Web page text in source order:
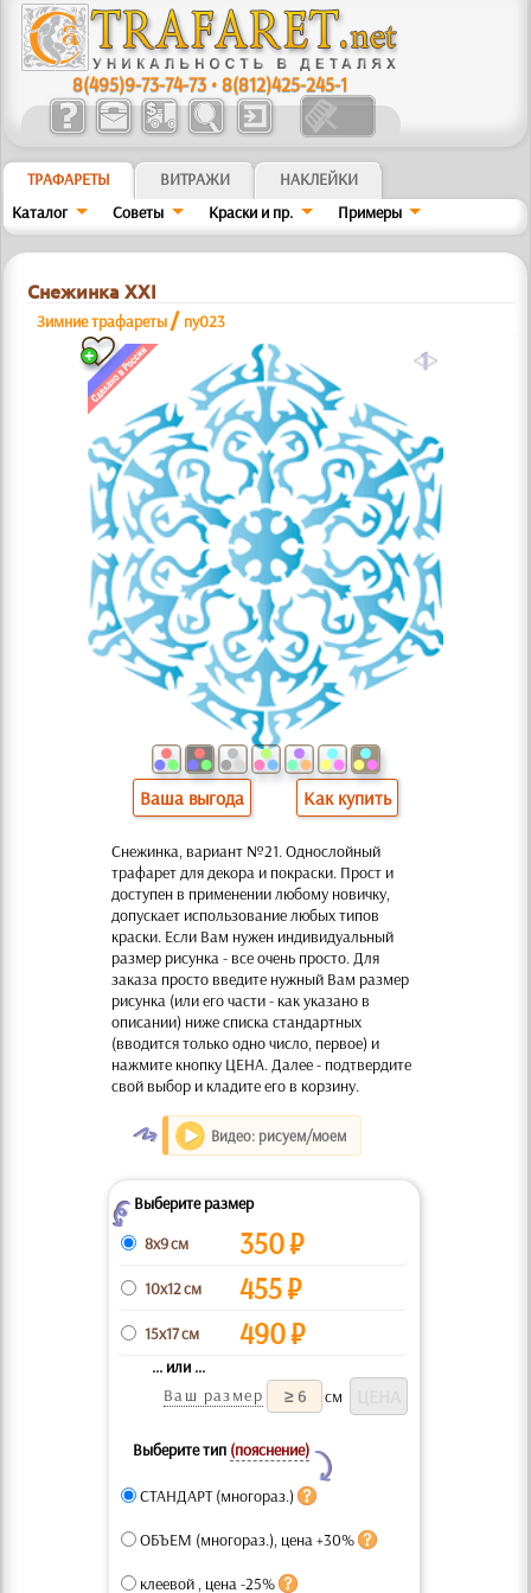
8(495)9-73-74-73 •8(812)425-245-1
ТРАФАРЕТЫ ВИТРАЖИ
НАКЛЕЙКИ
Каталог
Советы Краски и пр. Примеры
Снежинка XXI
Зимние трафареты / ny023
a
Ваша выгода Как купить
Снежинка, вариант №21. Однослойный
трафарет для декора и покраски. Прост и
доступен в применении любому новичку,
допускает использование любых типов
краски. Если Вам нужен индивидуальный
размер рисунка - все очень просто. Для
заказа просто введите нужный Вам размер
рисунка (или его части - как указано в
описании) ниже списка стандартных
(вводится только одно число, первое) и
нажмите кнопку ЦЕНА. Далее - подтвердите
свой выбор и кладите его в корзину.
O Видео: рисуем/моем
ZВыберите размер
8x9 см
350₽
10x12 см 455₽
15x17 см 490₽
... или ...
Ваш размер
см
Выберите тип (пояснение)
Y
СТАНДАРТ (многораз.)
ОБЪЕМ (многораз.), цена +30%
клеевой , цена -25%